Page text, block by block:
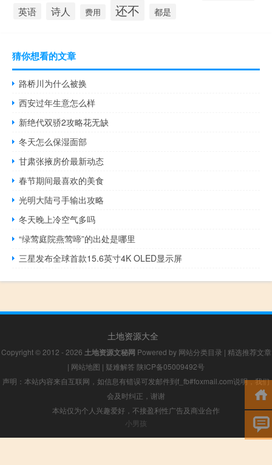
英语 诗人 费用 还不 都是
猜你想看的文章
路桥川为什么被换
西安过年生意怎么样
新绝代双骄2攻略花无缺
冬天怎么保湿面部
甘肃张掖房价最新动态
春节期间最喜欢的美食
光明大陆弓手输出攻略
冬天晚上冷空气多吗
“绿莺庭院燕莺啼”的出处是哪里
三星发布全球首款15.6英寸4K OLED显示屏
土地资源大全
Copyright © 2012 - 2026 土地资源文秘网 Powered by 网站分类目录 | 精选推荐文章
| 网站地图 | 疑难解答 陕ICP备05009492号
声明：本站内容来自互联网，如信息有错误可发邮件到f_fb#foxmail.com说明，我们
会及时纠正，谢谢
本站仅为个人兴趣爱好，不接盈利性广告及商业合作
小男孩